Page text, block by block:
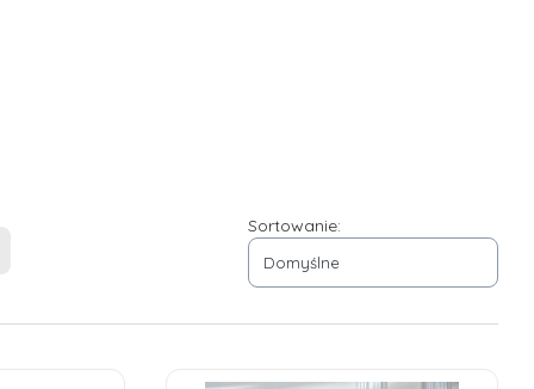
Sortowanie:
Domyślne
produkty